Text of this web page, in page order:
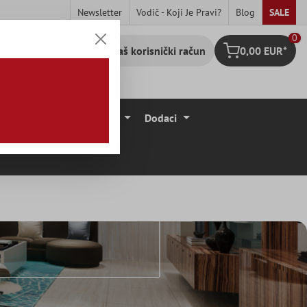
Newsletter Vodič - Koji Je Pravi? Blog SALE
Vaš korisnički račun Košarica
0
0,00 EUR*
Dodaci